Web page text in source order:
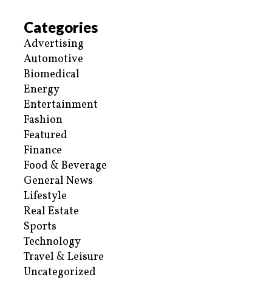
Categories
Advertising
Automotive
Biomedical
Energy
Entertainment
Fashion
Featured
Finance
Food & Beverage
General News
Lifestyle
Real Estate
Sports
Technology
Travel & Leisure
Uncategorized